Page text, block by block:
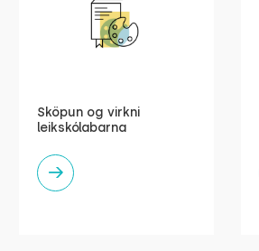
Sköpun og virkni
leikskólabarna